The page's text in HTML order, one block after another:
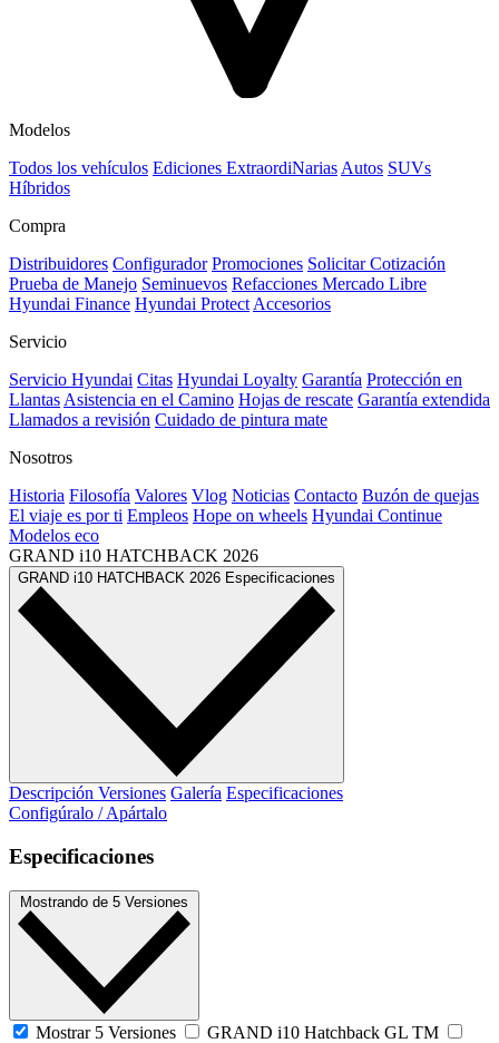
Modelos
Todos los vehículos Ediciones ExtraordiNarias Autos SUVs
Híbridos
Compra
Distribuidores Configurador Promociones Solicitar Cotización
Prueba de Manejo Seminuevos Refacciones Mercado Libre
Hyundai Finance Hyundai Protect Accesorios
Servicio
Servicio Hyundai Citas Hyundai Loyalty Garantía Protección en
Llantas Asistencia en el Camino Hojas de rescate Garantía extendida
Llamados a revisión Cuidado de pintura mate⁠
Nosotros
Historia Filosofía Valores Vlog Noticias Contacto Buzón de quejas
El viaje es por ti Empleos Hope on wheels Hyundai Continue
Modelos eco
GRAND i10 HATCHBACK 2026
GRAND i10 HATCHBACK 2026 Especificaciones
Descripción Versiones Galería Especificaciones
Configúralo / Apártalo
Especificaciones
Mostrando de 5 Versiones
Mostrar 5 Versiones
GRAND i10 Hatchback GL TM